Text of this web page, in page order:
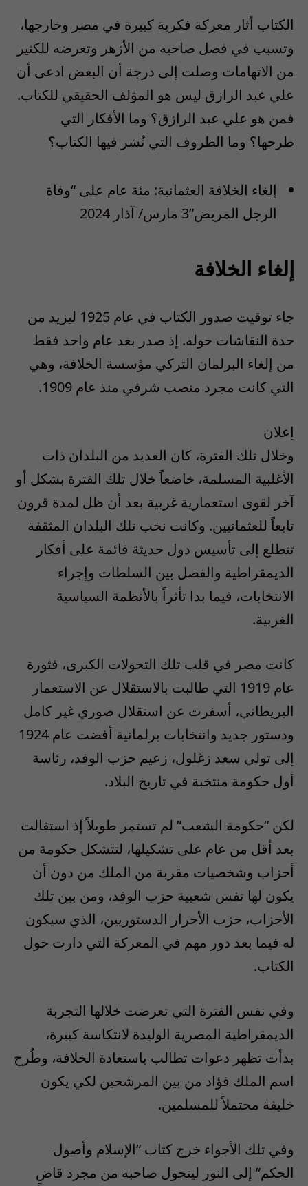
الكتاب أثار معركة فكرية كبيرة في مصر وخارجها،
وتسبب في فصل صاحبه من الأزهر وتعرضه للكثير
من الاتهامات وصلت إلى درجة أن البعض ادعى أن
علي عبد الرازق ليس هو المؤلف الحقيقي للكتاب.
فمن هو علي عبد الرازق؟ وما الأفكار التي
طرحها؟ وما الظروف التي نُشر فيها الكتاب؟
إلغاء الخلافة العثمانية: مئة عام على “وفاة
الرجل المريض”3 مارس/ آذار 2024
إلغاء الخلافة
جاء توقيت صدور الكتاب في عام 1925 ليزيد من
حدة النقاشات حوله. إذ صدر بعد عام واحد فقط
من إلغاء البرلمان التركي مؤسسة الخلافة، وهي
التي كانت مجرد منصب شرفي منذ عام 1909.
إعلان
وخلال تلك الفترة، كان العديد من البلدان ذات
الأغلبية المسلمة، خاضعاً خلال تلك الفترة بشكل أو
آخر لقوى استعمارية غربية بعد أن ظل لمدة قرون
تابعاً للعثمانيين. وكانت نخب تلك البلدان المثقفة
تتطلع إلى تأسيس دول حديثة قائمة على أفكار
الديمقراطية والفصل بين السلطات وإجراء
الانتخابات، فيما بدا تأثراً بالأنظمة السياسية
الغربية.
كانت مصر في قلب تلك التحولات الكبرى، فثورة
عام 1919 التي طالبت بالاستقلال عن الاستعمار
البريطاني، أسفرت عن استقلال صوري غير كامل
ودستور جديد وانتخابات برلمانية أفضت عام 1924
إلى تولي سعد زغلول، زعيم حزب الوفد، رئاسة
أول حكومة منتخبة في تاريخ البلاد.
لكن “حكومة الشعب” لم تستمر طويلاً إذ استقالت
بعد أقل من عام على تشكيلها، لتتشكل حكومة من
أحزاب وشخصيات مقربة من الملك من دون أن
يكون لها نفس شعبية حزب الوفد، ومن بين تلك
الأحزاب، حزب الأحرار الدستوريين، الذي سيكون
له فيما بعد دور مهم في المعركة التي دارت حول
الكتاب.
وفي نفس الفترة التي تعرضت خلالها التجربة
الديمقراطية المصرية الوليدة لانتكاسة كبيرة،
بدأت تظهر دعوات تطالب باستعادة الخلافة، وطُرح
اسم الملك فؤاد من بين المرشحين لكي يكون
خليفة محتملاً للمسلمين.
وفي تلك الأجواء خرج كتاب “الإسلام وأصول
الحكم” إلى النور ليتحول صاحبه من مجرد قاضٍ